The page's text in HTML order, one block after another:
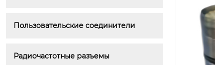
Пользовательские соединители
Радиочастотные разъемы